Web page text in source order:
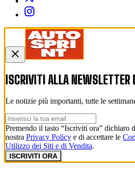
ISCRIVITI ALLA NEWSLETTER
Le notizie più importanti, tutte le
Premendo il tasto “Iscriviti ora” dichiaro
nostra Privacy Policy e di accettare le
Utilizzo dei Siti e di Vendita.
ISCRIVITI ORA